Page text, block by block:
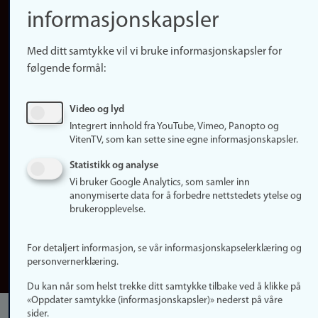
Instagram
Snapchat
Om nettstedet
Oppdater samtykke
(informasjonskapsler)
Tilgjengelighetserklæring
informasjonskapsler
Med ditt samtykke vil vi bruke informasjonskapsler for
følgende formål:
Video og lyd
Integrert innhold fra YouTube, Vimeo, Panopto og
VitenTV, som kan sette sine egne informasjonskapsler.
Statistikk og analyse
Vi bruker Google Analytics, som samler inn
anonymiserte data for å forbedre nettstedets ytelse og
brukeropplevelse.
For detaljert informasjon, se vår informasjonskapselerklæring og
personvernerklæring.
Du kan når som helst trekke ditt samtykke tilbake ved å klikke på
«Oppdater samtykke (informasjonskapsler)» nederst på våre
sider.